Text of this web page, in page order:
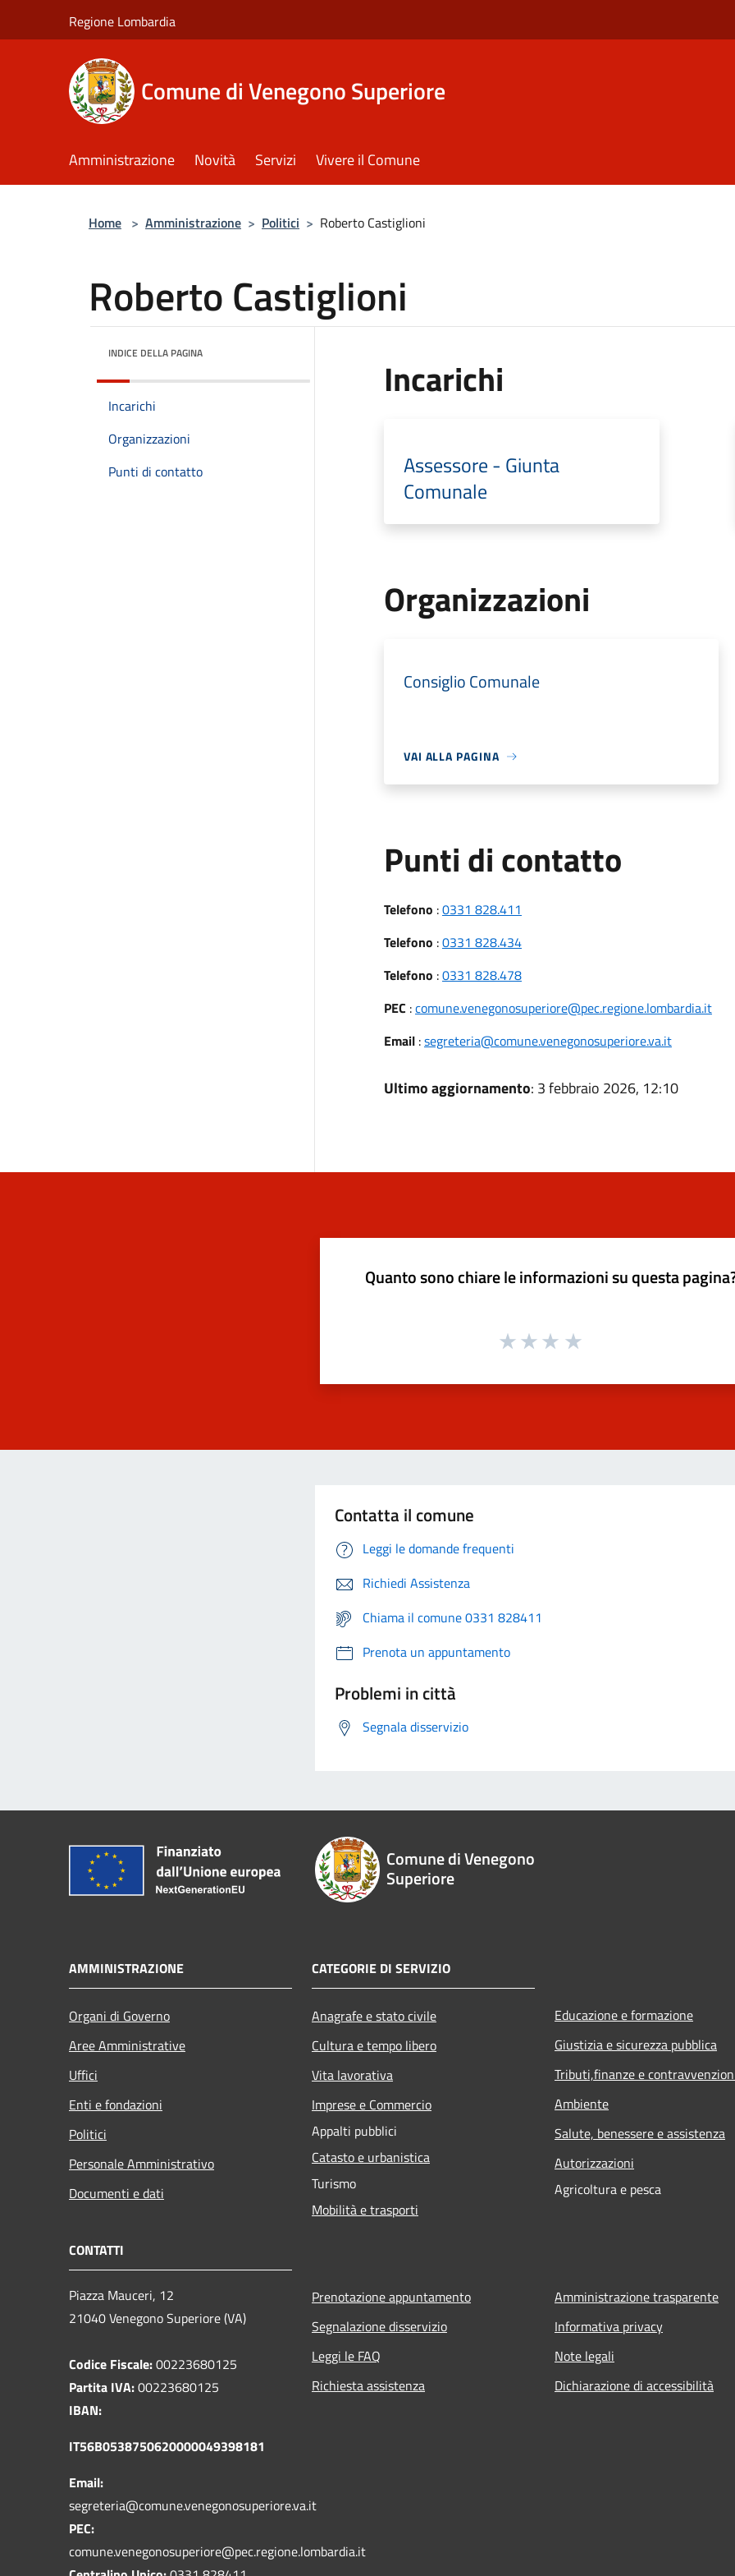
Regione Lombardia
Comune di Venegono Superiore
Amministrazione Novità Servizi Vivere il Comune
Home > Amministrazione > Politici > Roberto Castiglioni
Roberto Castiglioni
INDICE DELLA PAGINA
Incarichi
Organizzazioni
Punti di contatto
Incarichi
Assessore - Giunta
Comunale
Organizzazioni
Consiglio Comunale
VAI ALLA PAGINA
Punti di contatto
Telefono :0331 828.411
Telefono :0331 828.434
Telefono :0331 828.478
PEC :comune.venegonosuperiore@pec.regione.lombardia.it
Email:segreteria@comune.venegonosuperiore.va.it
Ultimo aggiornamento: 3 febbraio 2026, 12:10
Quanto sono chiare le informazioni su questa
Contatta il comune
Leggi le domande frequenti
Richiedi Assistenza
Chiama il comune 0331 828411
Prenota un appuntamento
Problemi in città
Segnala disservizio
Comune di Venegono
Superiore
AMMINISTRAZIONE
Organi di Governo
Aree Amministrative
Uffici
Enti e fondazioni
Politici
Personale Amministrativo
Documenti e dati
CATEGORIE DI SERVIZIO
Anagrafe e stato civile
Cultura e tempo libero
Vita lavorativa
Imprese e Commercio
Appalti pubblici
Catasto e urbanistica
Turismo
Mobilità e trasporti
Educazione e formazione
Giustizia e sicurezza pubblica
Tributi,finanze e
Ambiente
Salute, benessere e assistenza
Autorizzazioni
Agricoltura e pesca
CONTATTI
Piazza Mauceri, 12
21040 Venegono Superiore (VA)
Codice Fiscale:00223680125
Partita IVA:00223680125
IBAN:
IT56B0538750620000049398181
Email:
segreteria@comune.venegonosuperiore.va.it
PEC:
comune.venegonosuperiore@pec.regione.lombardia.it
Prenotazione appuntamento
Segnalazione disservizio
Leggi le FAQ
Richiesta assistenza
Amministrazione trasparente
Informativa privacy
Note legali
Dichiarazione di accessibilità